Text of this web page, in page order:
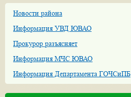
Новости района
Информация УВД ЮВАО
Прокурор разъясняет
Информация МЧС ЮВАО
Информация Департамента ГОЧСиПБ